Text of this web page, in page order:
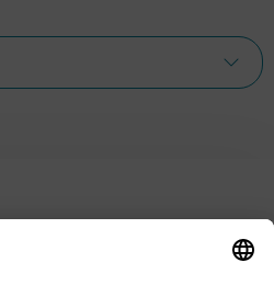
nous.
Alors sil vous plaît